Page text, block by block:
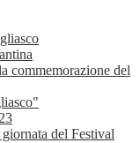
commemorazione del
del Festival